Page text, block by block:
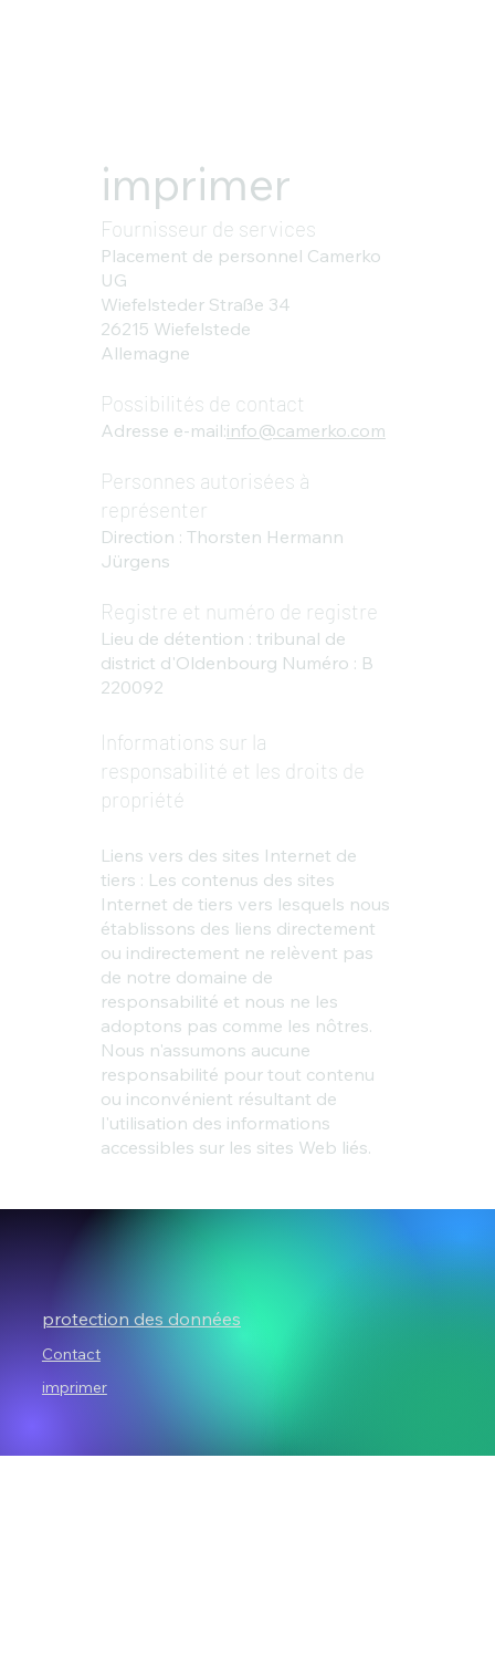
imprimer
Fournisseur de services
Placement de personnel Camerko
UG
Wiefelsteder Straße 34
26215 Wiefelstede
Allemagne
Possibilités de contact
Adresse e-mail:info@camerko.com
Personnes autorisées à
représenter
Direction : Thorsten Hermann
Jürgens
Registre et numéro de registre
Lieu de détention : tribunal de
district d'Oldenbourg Numéro : B
220092
Informations sur la
responsabilité et les droits de
propriété
Liens vers des sites Internet de
tiers : Les contenus des sites
Internet de tiers vers lesquels nous
établissons des liens directement
ou indirectement ne relèvent pas
de notre domaine de
responsabilité et nous ne les
adoptons pas comme les nôtres.
Nous n'assumons aucune
responsabilité pour tout contenu
ou inconvénient résultant de
l'utilisation des informations
accessibles sur les sites Web liés.
protection des données
Contact
imprimer